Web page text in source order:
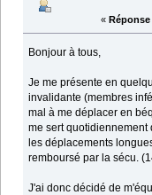
« Réponse
Bonjour à tous,
Je me présente en
invalidante (membres
mal à me déplacer en
me sert quotidiennement
les déplacements
remboursé par la sécu.
J'ai donc décidé de